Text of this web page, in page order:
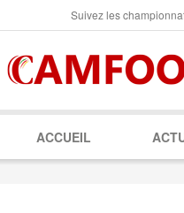
Suivez les
ACCUEIL